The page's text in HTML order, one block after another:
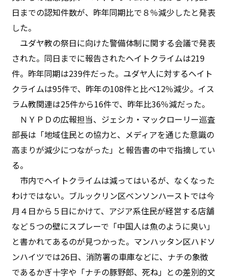
日までの認知件数が、昨年同期比で８％減少したと発表
した。
ユダヤ教の祭日に向けた警備体制に関する会議で発表
された。同日までに報告されたヘイトクライムは219
件。昨年同期は239件だった。ユダヤ人に対するヘイト
クライムは95件で、昨年の108件と比べ12％減少。イス
ラム教関連は25件から16件で、昨年比36％減だった。
ＮＹＰＤの広報担当、ジェシカ・マックローリー巡査
部長は「地域住民との協力と、メディアを通じた意識の
高まりが減少につながった」と報告書の中で指摘してい
る。
市内でヘイトクライムは減ってはいるが、なくなった
わけではない。ブルックリン区ベンソンハーストでは今
月４日から５日にかけて、アジア系住民が経営する店舗
など５つの壁にスプレーで「中国人は魚のように臭い」
と書かれてあるのが見つかった。マンハッタン区ハドソ
ンハイツでは26日、消防署の車庫などに、ナチの象徴
であるかぎ十字や「ナチの豚野郎、死ね」との差別的文